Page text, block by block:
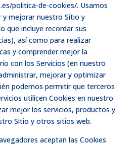
politica-de-cookies/. Usamos
y mejorar nuestro Sitio y
que incluye recordar sus
así como para realizar
y comprender mejor la
con los Servicios (en nuestro
mejorar y optimizar
podemos permitir que terceros
utilicen Cookies en nuestro
mejor los servicios, productos y
Sitio y otros sitios web.
aceptan las Cookies